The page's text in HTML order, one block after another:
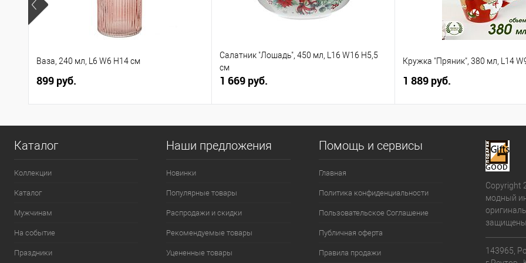
Ваза, 240 мл, L6 W6 H14 см
899 руб.
Салатник "Лошадь", 450 мл, L16 W16 H5,5
см
1 669 руб.
Кружка "Пряник", 380 мл, L14
1 889 руб.
Каталог
Коллекции
Каталог
Мужчинам
На событие
Праздники
Наши предложения
Новинки
Популярные товары
Распродажи и скидки
Рекомендуемые товары
Уцененные товары
Помощь и сервисы
Главная
Политика конфиденциальности
Пользовательское Соглашение
Публичная оферта
Правила продажи
Copyright
модный
143965,